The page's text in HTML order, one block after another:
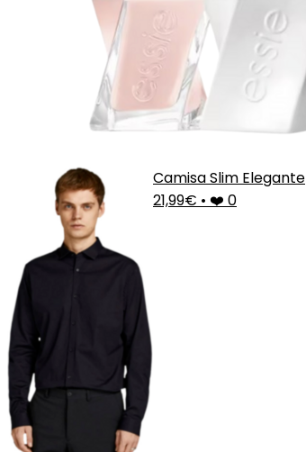
Camisa Slim Elegante
21,99€ • ❤️ 0